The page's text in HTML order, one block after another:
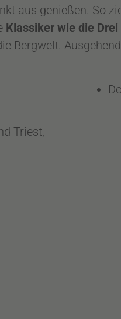
aus genießen. So
Klassiker wie die Drei
Bergwelt.
Triest,